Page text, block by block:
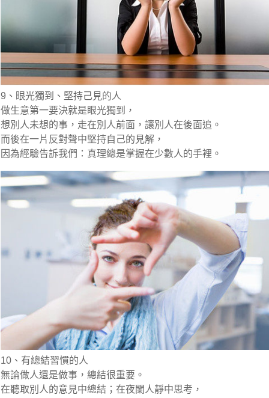
9、眼光獨到、堅持己見的人
做生意第一要決就是眼光獨到，
想別人未想的事，走在別人前面，讓別人在後面追。
而後在一片反對聲中堅持自己的見解，
因為經驗告訴我們：真理總是掌握在少數人的手裡。
10、有總結習慣的人
無論做人還是做事，總結很重要。
在聽取別人的意見中總結；在夜闌人靜中思考，